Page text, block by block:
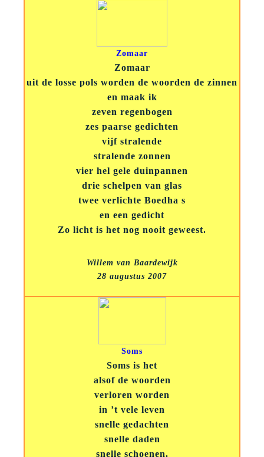
Zomaar
Zomaar
uit de losse pols worden de woorden de zinnen
en maak ik
zeven regenbogen
zes paarse gedichten
vijf stralende
stralende zonnen
vier hel gele duinpannen
drie schelpen van glas
twee verlichte Boedha s
en een gedicht
Zo licht is het nog nooit geweest.
Willem van Baardewijk
28 augustus 2007
Soms
Soms is het
alsof de woorden
verloren worden
in ’t vele leven
snelle gedachten
snelle daden
snelle schoenen.